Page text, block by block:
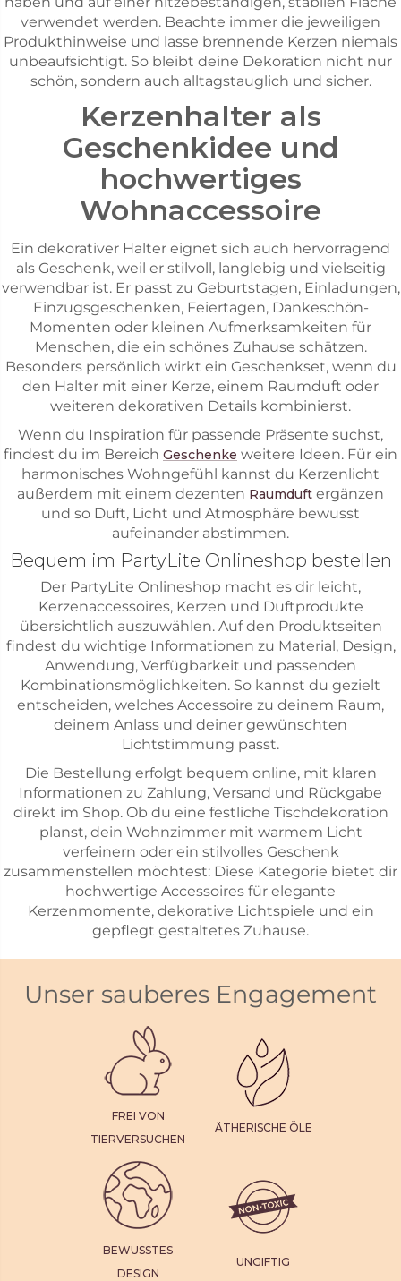
verwendet werden. Beachte immer die jeweiligen
Produkthinweise und lasse brennende Kerzen niemals
unbeaufsichtigt. So bleibt deine Dekoration nicht nur
schön, sondern auch alltagstauglich und sicher.
Kerzenhalter als
Geschenkidee und
hochwertiges
Wohnaccessoire
Ein dekorativer Halter eignet sich auch hervorragend
als Geschenk, weil er stilvoll, langlebig und vielseitig
verwendbar ist. Er passt zu Geburtstagen, Einladungen,
Einzugsgeschenken, Feiertagen, Dankeschön-
Momenten oder kleinen Aufmerksamkeiten für
Menschen, die ein schönes Zuhause schätzen.
Besonders persönlich wirkt ein Geschenkset, wenn du
den Halter mit einer Kerze, einem Raumduft oder
weiteren dekorativen Details kombinierst.
Wenn du Inspiration für passende Präsente suchst,
findest du im Bereich Geschenke weitere Ideen. Für ein
harmonisches Wohngefühl kannst du Kerzenlicht
außerdem mit einem dezenten Raumduft ergänzen
und so Duft, Licht und Atmosphäre bewusst
aufeinander abstimmen.
Bequem im PartyLite Onlineshop bestellen
Der PartyLite Onlineshop macht es dir leicht,
Kerzenaccessoires, Kerzen und Duftprodukte
übersichtlich auszuwählen. Auf den Produktseiten
findest du wichtige Informationen zu Material, Design,
Anwendung, Verfügbarkeit und passenden
Kombinationsmöglichkeiten. So kannst du gezielt
entscheiden, welches Accessoire zu deinem Raum,
deinem Anlass und deiner gewünschten
Lichtstimmung passt.
Die Bestellung erfolgt bequem online, mit klaren
Informationen zu Zahlung, Versand und Rückgabe
direkt im Shop. Ob du eine festliche Tischdekoration
planst, dein Wohnzimmer mit warmem Licht
verfeinern oder ein stilvolles Geschenk
zusammenstellen möchtest: Diese Kategorie bietet dir
hochwertige Accessoires für elegante
Kerzenmomente, dekorative Lichtspiele und ein
gepflegt gestaltetes Zuhause.
Unser sauberes Engagement
FREI VON
TIERVERSUCHEN
ÄTHERISCHE ÖLE
BEWUSSTES
DESIGN
UNGIFTIG